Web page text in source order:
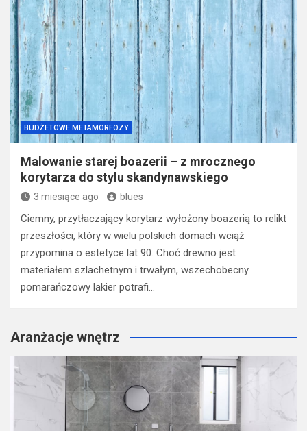
BUDŻETOWE METAMORFOZY
Malowanie starej boazerii – z mrocznego
korytarza do stylu skandynawskiego
3 miesiące ago blues
Ciemny, przytłaczający korytarz wyłożony boazerią to relikt
przeszłości, który w wielu polskich domach wciąż
przypomina o estetyce lat 90. Choć drewno jest
materiałem szlachetnym i trwałym, wszechobecny
pomarańczowy lakier potrafi…
Aranżacje wnętrz